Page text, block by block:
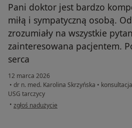
Pani doktor jest bardzo
miłą i sympatyczną osobą.
zrozumiały na wszystkie
zainteresowana pacjentem.
serca
12 marca 2026
• dr n. med. Karolina Skrzyńska •
USG tarczycy
• w opinii użytkownika Ania W.
zgłoś nadużycie